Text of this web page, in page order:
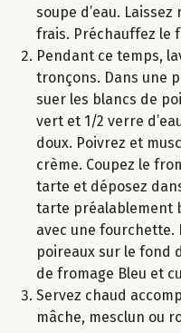
soupe d’eau.
frais. Préchauffez le
Pendant ce temps,
tronçons. Dans une
suer les blancs de
vert et 1/2 verre
doux. Poivrez et
crème. Coupez le
tarte et déposez
tarte préalablement
avec une fourchette.
poireaux sur le fond
de fromage Bleu et
Servez chaud
mâche, mesclun ou